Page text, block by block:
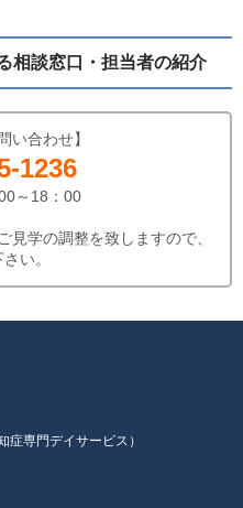
相談窓口・担当者の紹介
い合わせ】
1236
～18：00
見学の調整を致しますので、
い。
専門デイサービス）